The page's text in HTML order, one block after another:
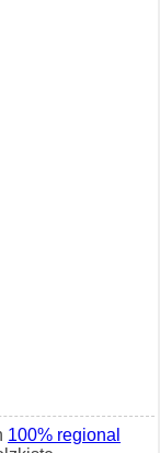
100% regional